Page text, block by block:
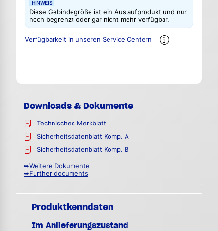
HINWEIS
Diese Gebindegröße ist ein Auslaufprodukt und nur
noch begrenzt oder gar nicht mehr verfügbar.
Verfügbarkeit in unseren Service Centern
Downloads & Dokumente
Technisches Merkblatt
Sicherheitsdatenblatt Komp. A
Sicherheitsdatenblatt Komp. B
➥Weitere Dokumente
➥Further documents
Produktkenndaten
Im Anlieferungszustand